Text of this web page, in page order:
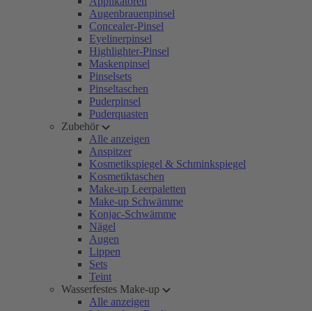
Augenbrauenpinsel
Concealer-Pinsel
Eyelinerpinsel
Highlighter-Pinsel
Maskenpinsel
Pinselsets
Pinseltaschen
Puderpinsel
Puderquasten
Zubehör
Alle anzeigen
Anspitzer
Kosmetikspiegel & Schminkspiegel
Kosmetiktaschen
Make-up Leerpaletten
Make-up Schwämme
Konjac-Schwämme
Nägel
Augen
Lippen
Sets
Teint
Wasserfestes Make-up
Alle anzeigen